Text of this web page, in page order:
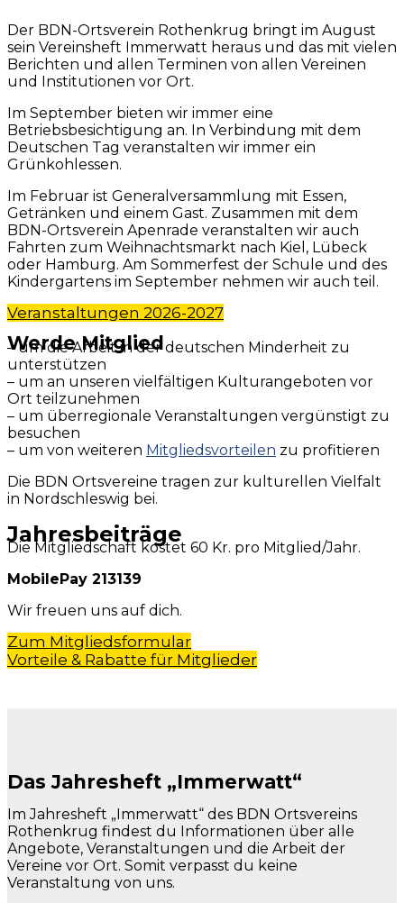
Der BDN-Ortsverein Rothenkrug bringt im August
sein Vereinsheft Immerwatt heraus und das mit vielen
Berichten und allen Terminen von allen Vereinen
und Institutionen vor Ort.
Im September bieten wir immer eine
Betriebsbesichtigung an. In Verbindung mit dem
Deutschen Tag veranstalten wir immer ein
Grünkohlessen.
Im Februar ist Generalversammlung mit Essen,
Getränken und einem Gast. Zusammen mit dem
BDN-Ortsverein Apenrade veranstalten wir auch
Fahrten zum Weihnachtsmarkt nach Kiel, Lübeck
oder Hamburg. Am Sommerfest der Schule und des
Kindergartens im September nehmen wir auch teil.
Veranstaltungen 2026-2027
Werde Mitglied
– um die Arbeit in der deutschen Minderheit zu
unterstützen
– um an unseren vielfältigen Kulturangeboten vor
Ort teilzunehmen
– um überregionale Veranstaltungen vergünstigt zu
besuchen
– um von weiteren Mitgliedsvorteilen zu profitieren
Die BDN Ortsvereine tragen zur kulturellen Vielfalt
in Nordschleswig bei.
Jahresbeiträge
Die Mitgliedschaft kostet 60 Kr. pro Mitglied/Jahr.
MobilePay 213139
Wir freuen uns auf dich.
Zum Mitgliedsformular
Vorteile & Rabatte für Mitglieder
Das Jahresheft „Immerwatt“
Im Jahresheft „Immerwatt“ des BDN Ortsvereins
Rothenkrug findest du Informationen über alle
Angebote, Veranstaltungen und die Arbeit der
Vereine vor Ort. Somit verpasst du keine
Veranstaltung von uns.